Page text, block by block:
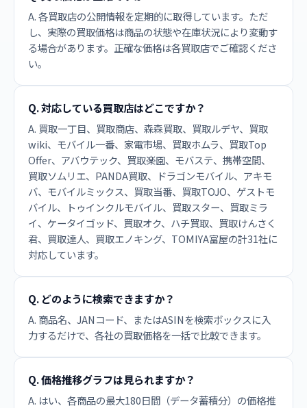
A. 各買取店の公開情報を定期的に取得しています。ただ
し、実際の買取価格は商品の状態や在庫状況により変動す
る場合があります。正確な価格は各買取店でご確認くださ
い。
Q. 対応している買取店はどこですか？
A. 買取一丁目、買取商店、森森買取、買取ルデヤ、買取
wiki、モバイル一番、家電市場、買取ホムラ、買取Top
Offer、アバウテック、買取楽園、モバステ、携帯空間、
買取ソムリエ、PANDA買取、ドラゴンモバイル、アキモ
バ、モバイルミックス、買取当番、買取TOJO、ゲストモ
バイル、トゥインクルモバイル、買取スター、買取ミラ
イ、ケータイゴッド、買取オク、ハチ買取、買取けんさく
君、買取達人、買取エノキング、TOMIYA富屋の計31社に
対応しています。
Q. どのように検索できますか？
A. 商品名、JANコード、またはASINを検索ボックスに入
力するだけで、各社の買取価格を一括で比較できます。
Q. 価格推移グラフは見られますか？
A. はい、各商品の最大180日間（データ蓄積分）の価格推